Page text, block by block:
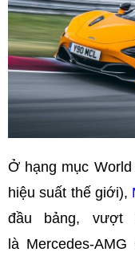
Ở hạng mục
hiệu suất thế giới),
đầu bảng, vượt
là Mercedes-